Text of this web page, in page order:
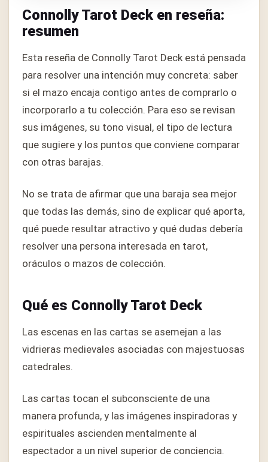
Connolly Tarot Deck en reseña:
resumen
Esta reseña de Connolly Tarot Deck está pensada
para resolver una intención muy concreta: saber
si el mazo encaja contigo antes de comprarlo o
incorporarlo a tu colección. Para eso se revisan
sus imágenes, su tono visual, el tipo de lectura
que sugiere y los puntos que conviene comparar
con otras barajas.
No se trata de afirmar que una baraja sea mejor
que todas las demás, sino de explicar qué aporta,
qué puede resultar atractivo y qué dudas debería
resolver una persona interesada en tarot,
oráculos o mazos de colección.
Qué es Connolly Tarot Deck
Las escenas en las cartas se asemejan a las
vidrieras medievales asociadas con majestuosas
catedrales.
Las cartas tocan el subconsciente de una
manera profunda, y las imágenes inspiradoras y
espirituales ascienden mentalmente al
espectador a un nivel superior de conciencia.